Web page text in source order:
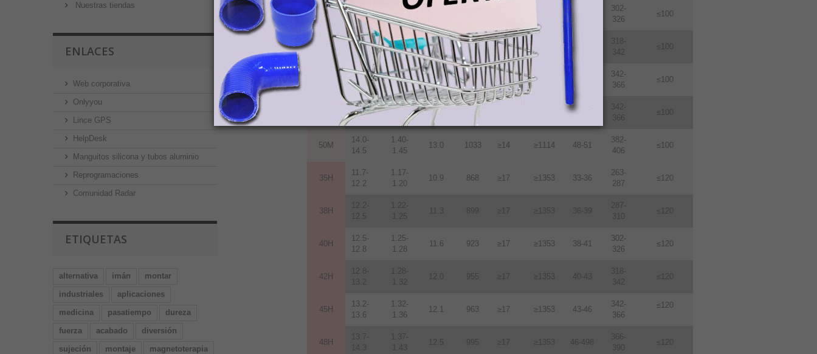
Nuestras tiendas
ENLACES
Web corporativa
Onlyyou
Lince GPS
HelpDesk
Manguitos silicona y tubos aluminio
Reprogramaciones
Comunidad Radar
ETIQUETAS
alternativa imán
montar
industriales
aplicaciones
medicina
pasatiempo
dureza
fuerza
acabado
diversión
sujeción
montaje
magnetoterapia
40M
12.5-
12.8
1.25-
1.28
302-
326
≤100
42M
12.8-
13.2
1.28-
1.32
12.0 955 ≥14 40-43
318-
342
≤100
13.2-
13.8
1.32-
1.38
12.5 955 ≥14 ≥1114 43-46
342-
366
≤100
13.6-
14.3
1.36-
1.43
12.9 1027 46-49
342-
366
≤100
50M
14.0-
14.5
1.40-
1.45
13.0 1033 ≥14 ≥1114 48-51
382-
406
≤100
35H
11.7-
12.2
1.17-
1.20
10.9 868 ≥17 ≥1353 33-36
263-
287
≤120
38H
12.2-
12.5
1.22-
1.25
11.3 899 ≥17 ≥1353 36-39
287-
310
≤120
40H
12.5-
12.8
1.25-
1.28
11.6 923 ≥17 ≥1353 38-41
302-
326
≤120
42H
12.8-
13.2
1.28-
1.32
12 0 955 ≥17 ≥1353 40-43
318-
342
≤120
45H
13.2-
13.6
1.32-
1.36
12.1 963 ≥17 ≥1353 43-46
342-
366
≤120
48H
13.7-
14.3
1.37-
1.43
12.5 995 ≥17 ≥1353 46-498
366-
390
≤120